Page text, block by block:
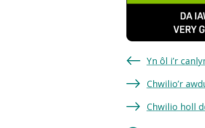
Yn ôl i’r
Chwilio’r
Chwilio holl